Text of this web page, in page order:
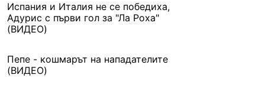
Испания и Италия не се победиха,
Адурис с първи гол за "Ла Роха"
(ВИДЕО)
Пепе - кошмарът на нападателите
(ВИДЕО)